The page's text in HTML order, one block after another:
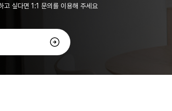
고 싶다면 1:1 문의를 이용해 주세요